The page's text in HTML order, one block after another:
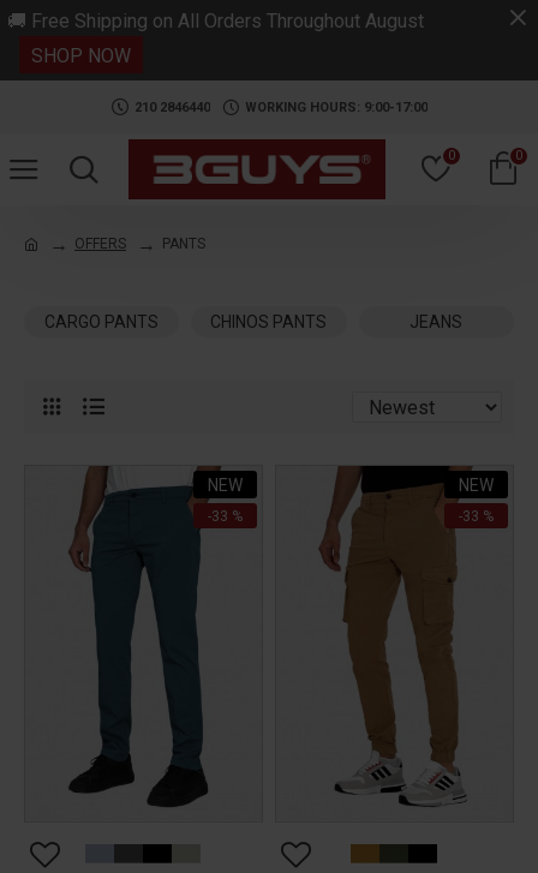
🚚 Free Shipping on All Orders Throughout August
SHOP NOW
210 2846440 WORKING HOURS: 9:00-17:00
0 0
OFFERS PANTS
CARGO PANTS CHINOS PANTS JEANS
NEW
-33 %
NEW
-33 %